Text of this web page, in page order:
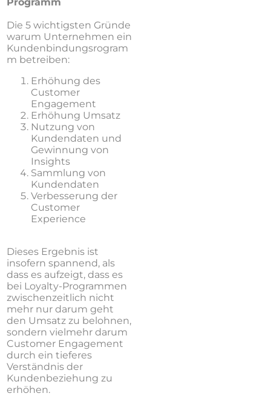
Die 5 wichtigsten Gründe
warum Unternehmen ein
Kundenbindungsrogram
m betreiben:
Erhöhung des
Customer
Engagement
Erhöhung Umsatz
Nutzung von
Kundendaten und
Gewinnung von
Insights
Sammlung von
Kundendaten
Verbesserung der
Customer
Experience
Dieses Ergebnis ist
insofern spannend, als
dass es aufzeigt, dass es
bei Loyalty-Programmen
zwischenzeitlich nicht
mehr nur darum geht
den Umsatz zu belohnen,
sondern vielmehr darum
Customer Engagement
durch ein tieferes
Verständnis der
Kundenbeziehung zu
erhöhen.